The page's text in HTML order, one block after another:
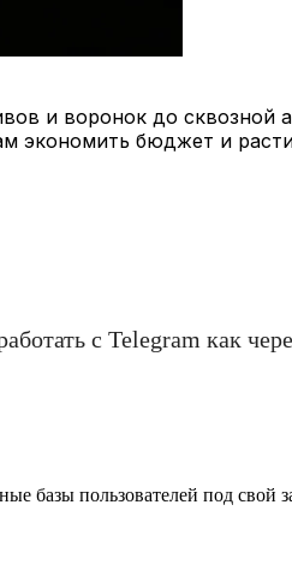
и воронок до
экономить бюджет и
с Telegram как
базы пользователей под свой